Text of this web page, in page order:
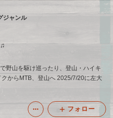
ジャンル
♫
野山を駆け巡ったり、登山・ハイキ
からMTB、登山へ 2025/7/20に左大
フォロー